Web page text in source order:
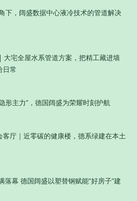
下，阔盛数据中心液冷技术的管道解决
大宅全屋水系管道方案，把精工藏进墙
日常
形主力”，德国阔盛为荣耀时刻护航
客厅｜近零碳的健康楼，德系绿建在本土
落幕 德国阔盛以塑替钢赋能”好房子”建